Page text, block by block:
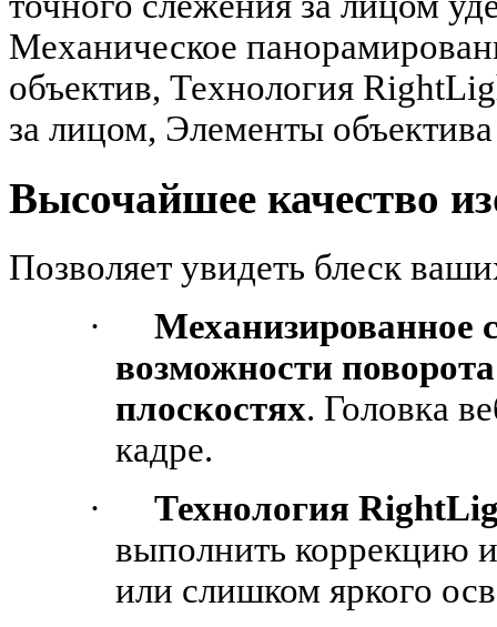
Механическое
объектив, Технология
за лицом, Элементы объектива
Высочайшее качество
Позволяет увидеть блеск
·
Механизированное
возможности
плоскостях. Головка
кадре.
·
Технология
выполнить коррекцию
или слишком яркого